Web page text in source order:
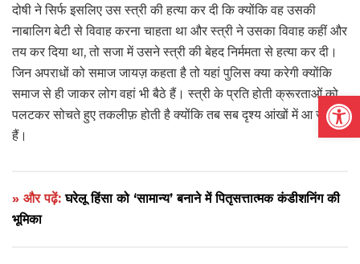
दोषी ने सिर्फ इसलिए उस स्त्री की हत्या कर दी कि क्योंकि वह उसकी
नाबालिग बेटी से विवाह करना चाहता था और स्त्री ने उसका विवाह कहीं और
तय कर दिया था, तो सजा में उसने स्त्री की बेहद निर्ममता से हत्या कर दी।
जिन अपराधों को समाज जायज़ कहता है तो यहां पुलिस क्या करेगी क्योंकि
समाज से ही जाकर लोग वहां भी बैठे हैं। स्त्री के प्रति होती क्रूरताओं को
पलटकर सोचते हुए तकलीफ़ होती है क्योंकि तब सब दृश्य आंखों में आ जाते
हैं।
» और पढ़ें:घरेलू हिंसा को ‘सामान्य’ बनाने में पितृसत्तात्मक कंडीशनिंग की
भूमिका